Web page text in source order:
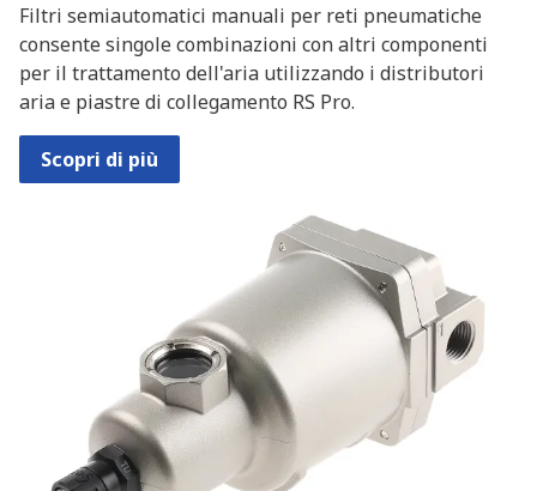
Filtri semiautomatici manuali per reti pneumatiche
consente singole combinazioni con altri componenti
per il trattamento dell'aria utilizzando i distributori
aria e piastre di collegamento RS Pro.
Scopri di più